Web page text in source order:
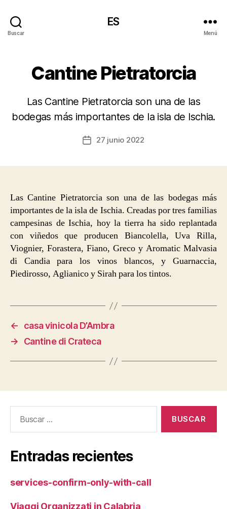
Buscar
ES
Menú
Cantine Pietratorcia
Las Cantine Pietratorcia son una de las
bodegas más importantes de la isla de Ischia.
Fecha27 junio 2022
Las Cantine Pietratorcia son una de las bodegas más
importantes de la isla de Ischia. Creadas por tres familias
campesinas de Ischia, hoy la tierra ha sido replantada
con viñedos que producen Biancolella, Uva Rilla,
Viognier, Forastera, Fiano, Greco y Aromatic Malvasia
di Candia para los vinos blancos, y Guarnaccia,
Piedirosso, Aglianico y Sirah para los tintos.
←
casa vinicola D’Ambra
→
Cantine di Crateca
Entradas recientes
services-confirm-only-with-call
Viaggi Organizzati in Calabria